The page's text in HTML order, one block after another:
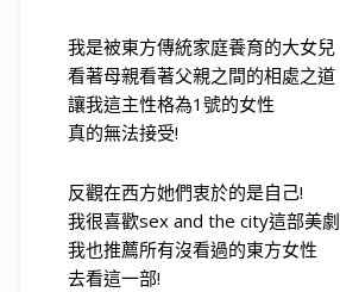
我是被東方傳統家庭養育的大女兒
看著母親看著父親之間的相處之道
讓我這主性格為1號的女性
真的無法接受!
反觀在西方她們衷於的是自己!
我很喜歡sex and the city這部美劇
我也推薦所有沒看過的東方女性
去看這一部!